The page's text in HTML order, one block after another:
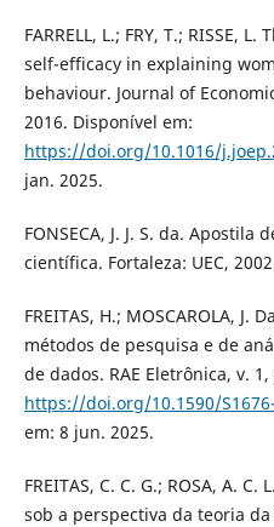
FARRELL, L.; FRY, T.; RISSE,
self-efficacy in explaining
behaviour. Journal of
2016. Disponível em:
https://doi.org/10.1016/
jan. 2025.
FONSECA, J. J. S. da.
científica. Fortaleza: UEC,
FREITAS, H.; MOSCAROLA, J.
métodos de pesquisa e de
de dados. RAE Eletrônica, v.
https://doi.org/10.1590/
em: 8 jun. 2025.
FREITAS, C. C. G.; ROSA, A.
sob a perspectiva da teoria